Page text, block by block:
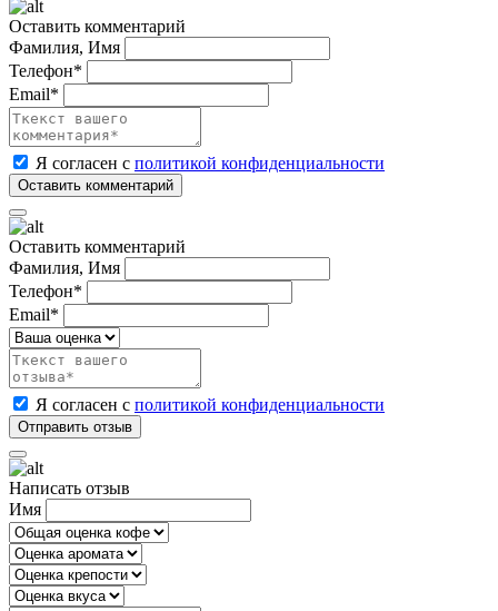
Оставить комментарий
Фамилия, Имя
Телефон*
Email*
Я согласен с политикой конфиденциальности
Оставить комментарий
Фамилия, Имя
Телефон*
Email*
Я согласен с политикой конфиденциальности
Написать отзыв
Имя